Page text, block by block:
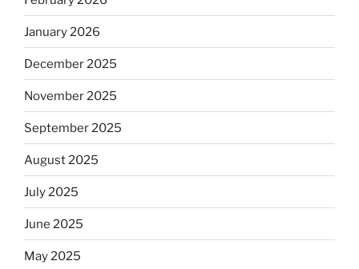
January 2026
December 2025
November 2025
September 2025
August 2025
July 2025
June 2025
May 2025